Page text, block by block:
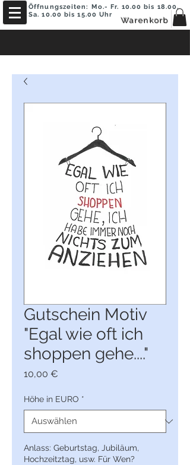
Warenkorb
Öffnungszeiten: Mo.- Fr. 10.00 bis 18.00,
Sa. 10.00 bis 15.00 Uhr
Gutschein Motiv
"Egal wie oft ich
shoppen gehe...."
10,00 €
Höhe in EURO *
Anlass: Geburtstag, Jubiläum,
Hochzeitztag, usw. Für Wen?